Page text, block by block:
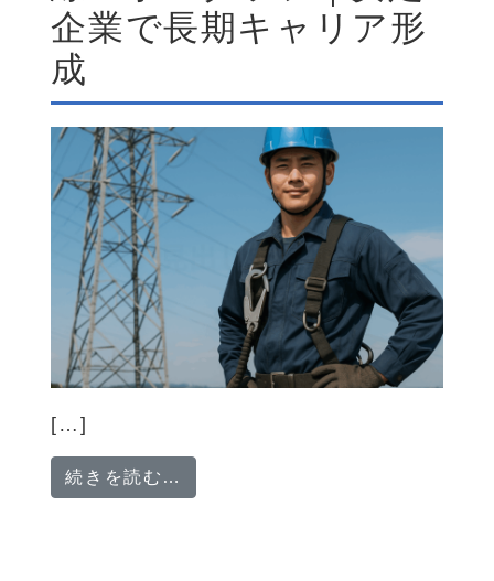
企業で長期キャリア形
成
[…]
続きを読む…